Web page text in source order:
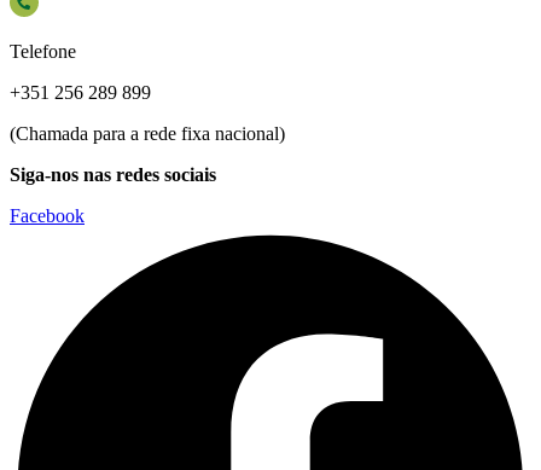
Telefone
+351 256 289 899
(Chamada para a rede fixa nacional)
Siga-nos nas redes sociais
Facebook